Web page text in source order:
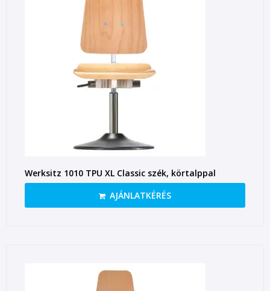
Werksitz 1010 TPU XL Classic szék, körtalppal
AJÁNLATKÉRÉS